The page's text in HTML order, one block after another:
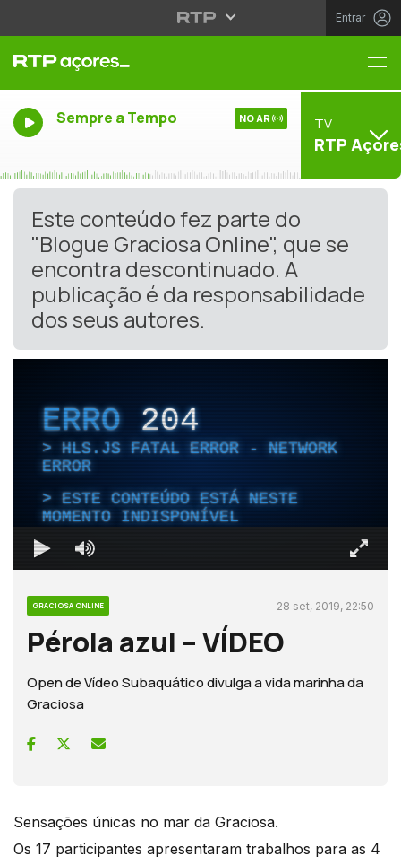
Entrar
Sempre a Tempo NO AR TV
RTP
Este conteúdo fez parte do
"Blogue Graciosa Online", que se
encontra descontinuado. A
publicação é da responsabilidade
dos seus autores.
ERRO204
HLS.JS FATAL ERROR - NETWORK
ERROR
ESTE CONTEÚDO ESTÁ NESTE
MOMENTO INDISPONÍVEL
GRACIOSA ONLINE 28 set, 2019, 22:50
Pérola azul – VÍDEO
Open de Vídeo Subaquático divulga a vida marinha da
Graciosa
Sensações únicas no mar da Graciosa.
Os 17 participantes apresentaram trabalhos para as 4